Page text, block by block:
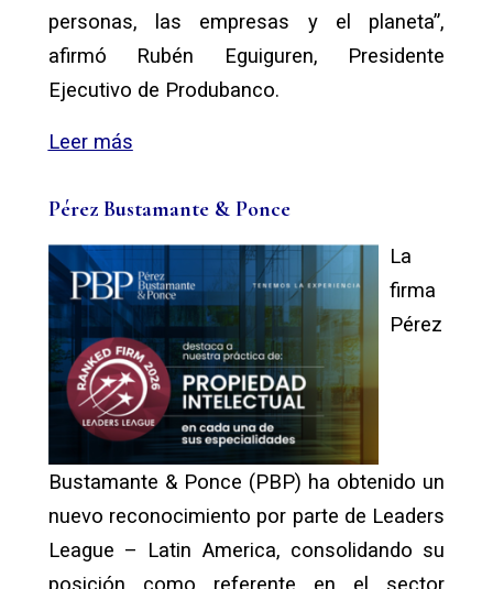
personas, las empresas y el planeta”,
afirmó Rubén Eguiguren, Presidente
Ejecutivo de Produbanco.
Leer más
Pérez Bustamante & Ponce
La
firma
Pérez
Bustamante & Ponce (PBP) ha obtenido un
nuevo reconocimiento por parte de Leaders
League – Latin America, consolidando su
posición como referente en el sector